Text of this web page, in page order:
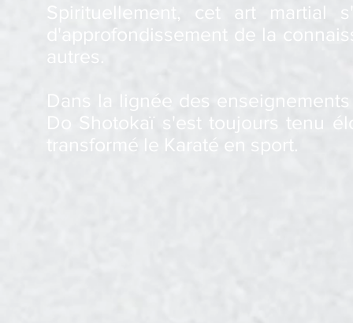
Spirituellement, cet art martial
d'approfondissement de la
autres.
Dans la lignée des
Do Shotokaï s'est toujours tenu
transformé le Karaté en sport.